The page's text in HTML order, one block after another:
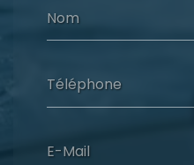
Nom
Téléphone
E-Mail